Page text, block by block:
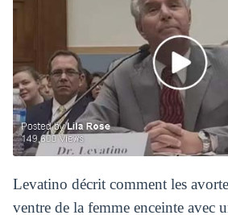
Levatino décrit comment les
ventre de la femme enceinte avec